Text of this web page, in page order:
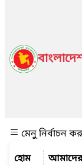
মেনু নির্বাচন